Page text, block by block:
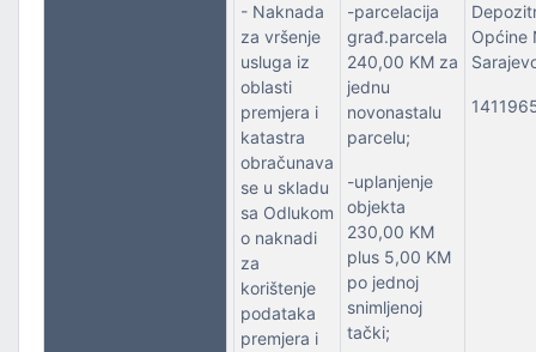
- Naknada
za vršenje
usluga iz
oblasti
premjera i
katastra
obračunava
se u skladu
sa Odlukom
o naknadi
za
korištenje
podataka
premjera i
-parcelacija
građ.parcela
240,00 KM za
jednu
novonastalu
parcelu;
-uplanjenje
objekta
230,00 KM
plus 5,00 KM
po jednoj
snimljenoj
tački;
Općine